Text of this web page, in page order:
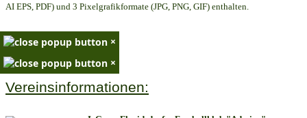
AI EPS, PDF) und 3 Pixelgrafikformate (JPG, PNG, GIF) enthalten.
×
×
Vereinsinformationen: